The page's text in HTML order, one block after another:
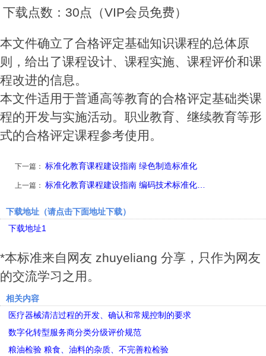
下载点数： 30点（VIP会员免费）
本文件确立了合格评定基础知识课程的总体原
则，给出了课程设计、课程实施、课程评价和课
程改进的信息。
本文件适用于普通高等教育的合格评定基础类课
程的开发与实施活动。职业教育、继续教育等形
式的合格评定课程参考使用。
下一篇： 标准化教育课程建设指南 绿色制造标准化
上一篇： 标准化教育课程建设指南 编码技术标准化…
下载地址（请点击下面地址下载）
下载地址1
*本标准来自网友 zhuyeliang 分享，只作为网友
的交流学习之用。
相关内容
医疗器械清洁过程的开发、确认和常规控制的要求
数字化转型服务商分类分级评价规范
粮油检验 粮食、油料的杂质、不完善粒检验